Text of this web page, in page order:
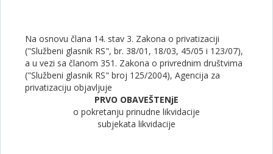
Na osnovu člana 14. stav 3. Zakona o privatizaciji
("Službeni glasnik RS", br. 38/01, 18/03, 45/05 i 123/07),
a u vezi sa članom 351. Zakona o privrednim društvima
("Službeni glasnik RS" broj 125/2004), Agencija za
privatizaciju objavljuje
PRVO OBAVEŠTENjE
o pokretanju prinudne likvidacije
subjekata likvidacije